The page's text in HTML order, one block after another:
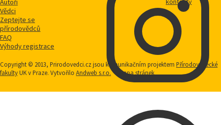
Autoři
Vědci
Zeptejte se
přírodovědců
FAQ
Výhody registrace
Copyright © 2013, Prirodovedci.cz jsou komunikačním projektem Přírodovědecké
fakultyUK v Praze. Vytvořilo Andweb s.r.o. Mapa stránek